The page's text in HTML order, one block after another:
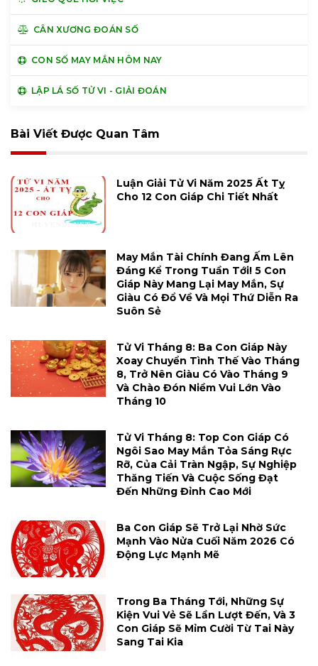
CÂN XƯƠNG ĐOÁN SỐ
CON SỐ MAY MẮN HÔM NAY
LẬP LÁ SỐ TỬ VI - GIẢI ĐOÁN
Bài Viết Được Quan Tâm
Luận Giải Tử Vi Năm 2025 Ất Tỵ
Cho 12 Con Giáp Chi Tiết Nhất
May Mắn Tài Chính Đang Ấm Lên
Đáng Kể Trong Tuần Tới! 5 Con
Giáp Này Mang Lại May Mắn, Sự
Giàu Có Đổ Về Và Mọi Thứ Diễn Ra
Suôn Sẻ
Tử Vi Tháng 8: Ba Con Giáp Này
Xoay Chuyển Tình Thế Vào Tháng
8, Trở Nên Giàu Có Vào Tháng 9
Và Chào Đón Niềm Vui Lớn Vào
Tháng 10
Tử Vi Tháng 8: Top Con Giáp Có
Ngôi Sao May Mắn Tỏa Sáng Rực
Rỡ, Của Cải Tràn Ngập, Sự Nghiệp
Thăng Tiến Và Cuộc Sống Đạt
Đến Những Đỉnh Cao Mới
Ba Con Giáp Sẽ Trở Lại Nhờ Sức
Mạnh Vào Nửa Cuối Năm 2026 Có
Động Lực Mạnh Mẽ
Trong Ba Tháng Tới, Những Sự
Kiện Vui Vẻ Sẽ Lần Lượt Đến, Và 3
Con Giáp Sẽ Mỉm Cười Từ Tai Này
Sang Tai Kia